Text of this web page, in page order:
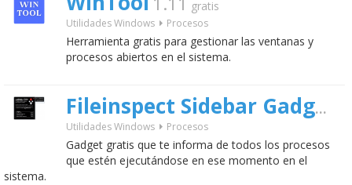
gratis
Utilidades Windows Procesos
Herramienta gratis para gestionar las ventanas y
procesos abiertos en el sistema.
Fileinspect Sidebar Gadget
Utilidades Windows Procesos
Gadget gratis que te informa de todos los procesos
que estén ejecutándose en ese momento en el
sistema.